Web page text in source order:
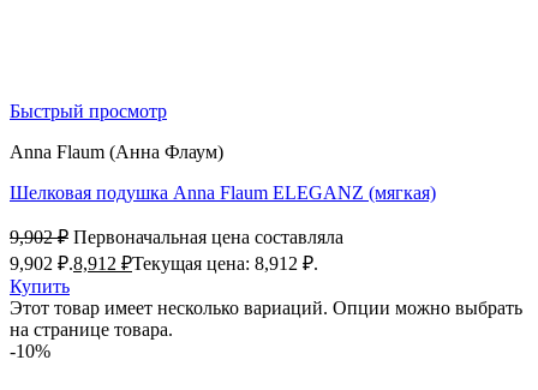
Быстрый просмотр
Anna Flaum (Анна Флаум)
Шелковая подушка Anna Flaum ELEGANZ (мягкая)
9,902₽ Первоначальная цена составляла
9,902 ₽.8,912 ₽Текущая цена: 8,912 ₽.
Купить
Этот товар имеет несколько вариаций. Опции можно выбрать
на странице товара.
-10%